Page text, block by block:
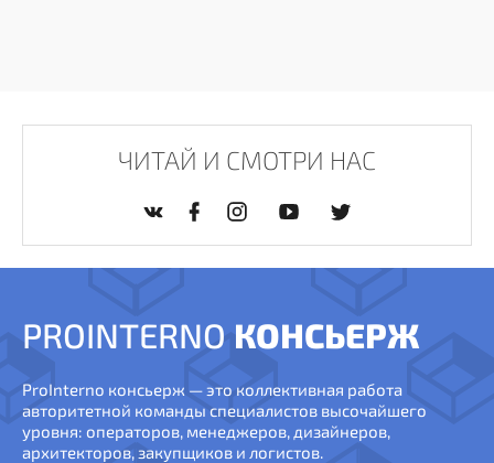
ЧИТАЙ И СМОТРИ НАС
PROINTERNO КОНСЬЕРЖ
ProInterno консьерж — это коллективная работа
авторитетной команды специалистов высочайшего
уровня: операторов, менеджеров, дизайнеров,
архитекторов, закупщиков и логистов.